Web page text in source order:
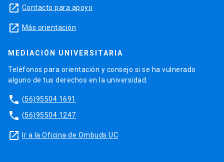
launch Contacto para apoyo
launch Más orientación
MEDIACIÓN UNIVERSITARIA
Teléfonos para orientación y consejo si se ha vulnerado
alguno de tus derechos en la universidad.
phone (56)95504 1691
phone (56)95504 1247
launch Ir a la Oficina de Ombuds UC